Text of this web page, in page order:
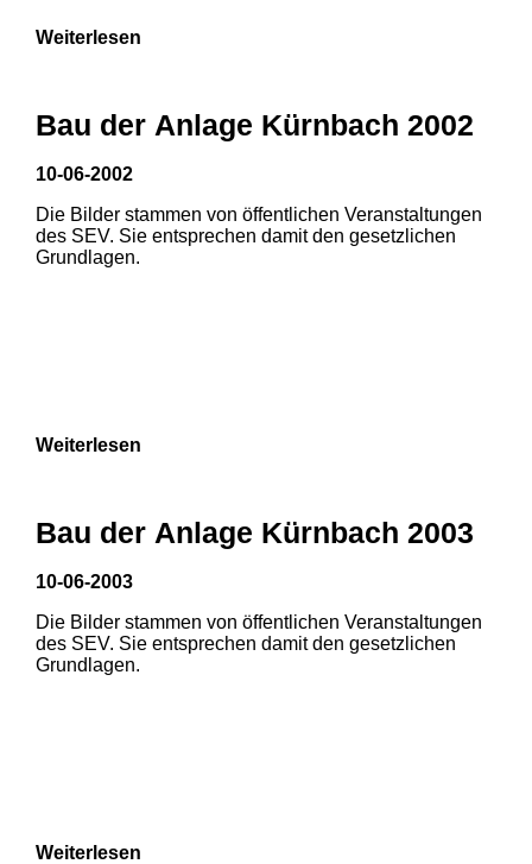
Weiterlesen
Bau der Anlage Kürnbach 2002
10-06-2002
Die Bilder stammen von öffentlichen Veranstaltungen
des SEV. Sie entsprechen damit den gesetzlichen
Grundlagen.
Weiterlesen
Bau der Anlage Kürnbach 2003
10-06-2003
Die Bilder stammen von öffentlichen Veranstaltungen
des SEV. Sie entsprechen damit den gesetzlichen
Grundlagen.
Weiterlesen